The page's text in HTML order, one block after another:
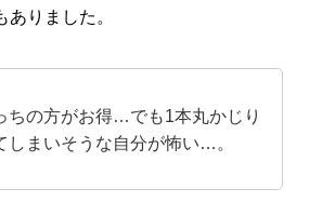
ありました。
ちの方がお得…でも1本丸かじり
しまいそうな自分が怖い…。